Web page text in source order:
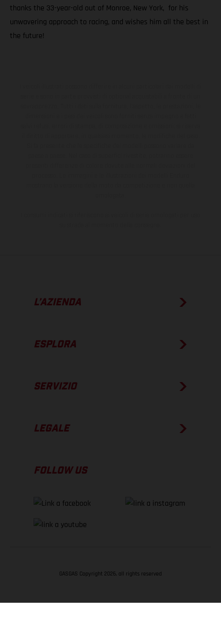
thanks the 33-year-old out of Monroe, New York, for his
unwavering approach to racing, and wishes him all the best in
the future!
L’AZIENDA
ESPLORA
SERVIZIO
LEGALE
FOLLOW US
GASGAS Copyright 2026, all rights reserved